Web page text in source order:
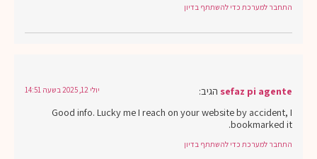
התחבר למערכת כדי להשתתף בדיון
sefaz pi agente הגיב: יולי 12, 2025 בשעה 14:51
Good info. Lucky me I reach on your website by accident, I
bookmarked it.
התחבר למערכת כדי להשתתף בדיון